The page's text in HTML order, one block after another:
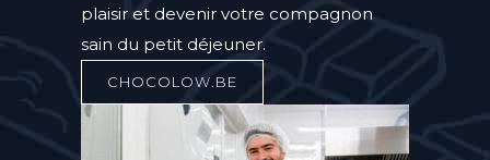
plaisir et devenir votre compagnon
sain du petit déjeuner.
CHOCOLOW.BE